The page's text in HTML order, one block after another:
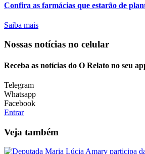
Confira as farmácias que estarão de
Saiba mais
Nossas notícias no celular
Receba as notícias do O Relato no seu
Telegram
Whatsapp
Facebook
Entrar
Veja também